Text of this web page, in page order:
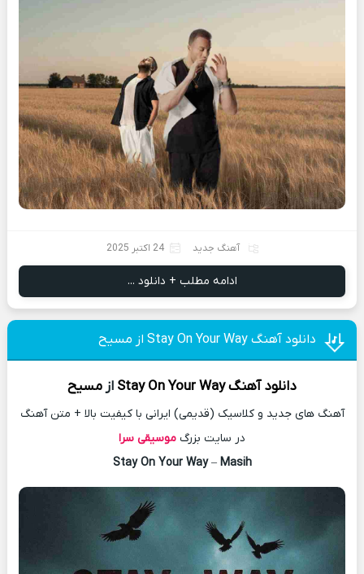
آهنگ جدید 24 اکتبر 2025
ادامه مطلب + دانلود ...
دانلود آهنگ Stay On Your Way از مسیح
دانلود آهنگStay On Your Way ازمسیح
آهنگ های جدید و کلاسیک (قدیمی) ایرانی با کیفیت بالا + متن آهنگ
در سایت بزرگ موسیقی سرا
Stay On Your Way– Masih